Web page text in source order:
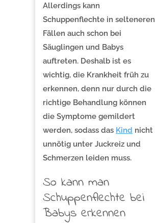
Allerdings kann
Schuppenflechte in selteneren
Fällen auch schon bei
Säuglingen und Babys
auftreten. Deshalb ist es
wichtig, die Krankheit früh zu
erkennen, denn nur durch die
richtige Behandlung können
die Symptome gemildert
werden, sodass das Kind nicht
unnötig unter Juckreiz und
Schmerzen leiden muss.
So kann man
Schuppenflechte bei
Babys erkennen